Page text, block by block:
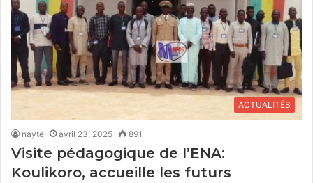
ACTUALITÉS
nayte avril 23, 2025 891
Visite pédagogique de l’ENA:
Koulikoro, accueille les futurs